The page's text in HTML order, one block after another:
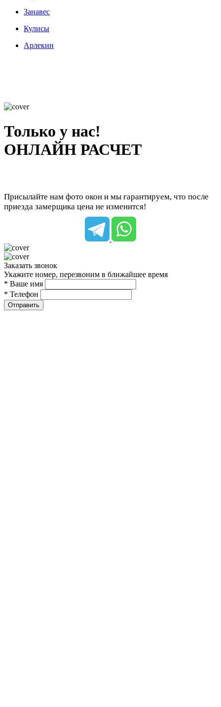
Занавес
Кулисы
Арлекин
Только у нас!
ОНЛАЙН РАСЧЕТ
Присылайте нам фото окон и мы гарантируем, что после
приезда замерщика цена не изменится!
Заказать звонок
Укажите номер, перезвоним в ближайшее время
* Ваше имя
* Телефон
Отправить